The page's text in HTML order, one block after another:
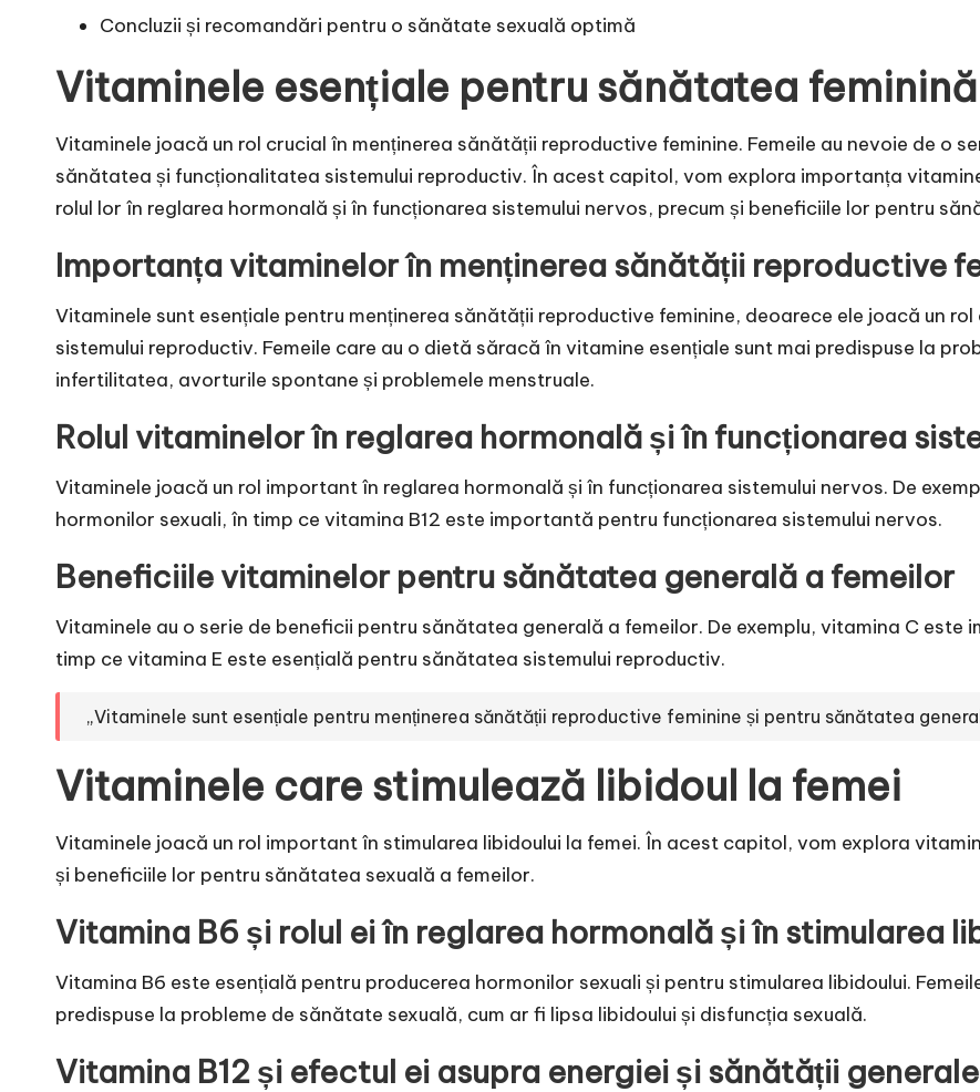
Concluzii și recomandări pentru o sănătate sexuală optimă
Vitaminele esențiale pentru sănătatea feminină
Vitaminele joacă un rol crucial în menținerea sănătății reproductive feminine. Femeile au nevoie de o
sănătatea și funcționalitatea sistemului reproductiv. În acest capitol, vom explora importanța
rolul lor în reglarea hormonală și în funcționarea sistemului nervos, precum și beneficiile lor pentru
Importanța vitaminelor în menținerea sănătății reproductive
Vitaminele sunt esențiale pentru menținerea sănătății reproductive feminine, deoarece ele joacă un
sistemului reproductiv. Femeile care au o dietă săracă în vitamine esențiale sunt mai predispuse la
infertilitatea, avorturile spontane și problemele menstruale.
Rolul vitaminelor în reglarea hormonală și în funcționarea
Vitaminele joacă un rol important în reglarea hormonală și în funcționarea sistemului nervos. De
hormonilor sexuali, în timp ce vitamina B12 este importantă pentru funcționarea sistemului nervos.
Beneficiile vitaminelor pentru sănătatea generală a femeilor
Vitaminele au o serie de beneficii pentru sănătatea generală a femeilor. De exemplu, vitamina C
timp ce vitamina E este esențială pentru sănătatea sistemului reproductiv.
„Vitaminele sunt esențiale pentru menținerea sănătății reproductive feminine și pentru sănătatea
Vitaminele care stimulează libidoul la femei
Vitaminele joacă un rol important în stimularea libidoului la femei. În acest capitol, vom explora
și beneficiile lor pentru sănătatea sexuală a femeilor.
Vitamina B6 și rolul ei în reglarea hormonală și în stimularea
Vitamina B6 este esențială pentru producerea hormonilor sexuali și pentru stimularea libidoului.
predispuse la probleme de sănătate sexuală, cum ar fi lipsa libidoului și disfuncția sexuală.
Vitamina B12 și efectul ei asupra energiei și sănătății generale